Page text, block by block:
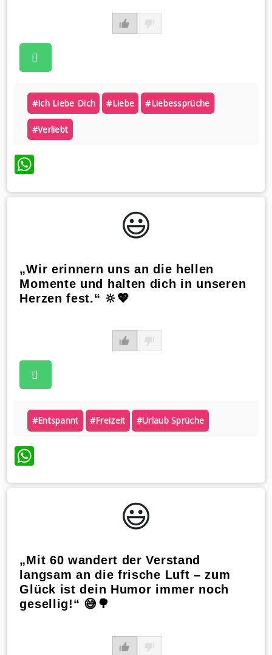
#ich Liebe Dich #liebe #liebessprüche
#verliebt
WhatsApp
😃️
„Wir erinnern uns an die hellen
Momente und halten dich in unseren
Herzen fest.“ 🔆💖
#entspannt #freizeit #urlaub Sprüche
WhatsApp
😃️
„Mit 60 wandert der Verstand
langsam an die frische Luft – zum
Glück ist dein Humor immer noch
gesellig!“ 😅🌳